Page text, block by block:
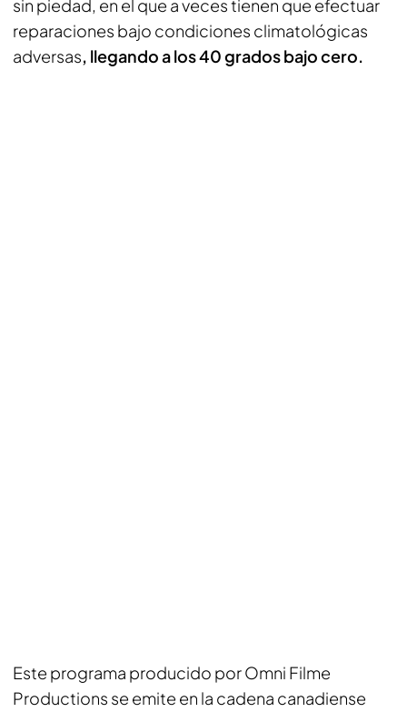
sin piedad, en el que a veces tienen que efectuar
reparaciones bajo condiciones climatológicas
adversas, llegando a los 40 grados bajo cero.
Este programa producido por Omni Filme
Productions se emite en la cadena canadiense